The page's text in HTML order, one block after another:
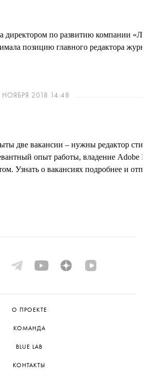
директором по развитию компании
позицию главного редактора
НОЯБРЯ 2018 14:48
две вакансии – нужны редактор
опыт работы, владение Adobe
Узнать о вакансиях подробнее и
О ПРОЕКТЕ
КОМАНДА
BLUE LAB
КОНТАКТЫ